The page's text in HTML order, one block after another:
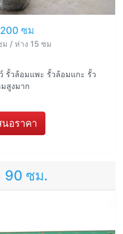
ซม
/ ห่าง 15 ซม
รั้วล้อมแพะ รั้วล้อมแกะ รั้ว
สูงมาก
อราคา
90 ซม.